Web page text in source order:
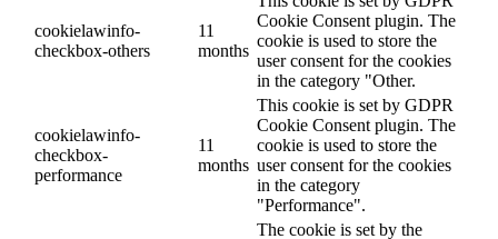
cookielawinfo-
checkbox-others
11
months
Cookie Consent plugin. The
cookie is used to store the
user consent for the cookies
in the category "Other.
cookielawinfo-
checkbox-
performance
11
months
This cookie is set by GDPR
Cookie Consent plugin. The
cookie is used to store the
user consent for the cookies
in the category
"Performance".
The cookie is set by the